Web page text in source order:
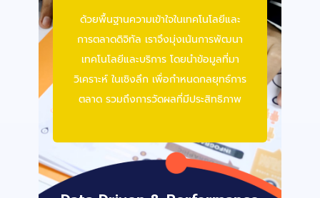
ด้วยพื้นฐานความเข้าใจในเทคโนโลยีและ
การตลาดดิจิทัล เราจึงมุ่งเน้นการพัฒนา
เทคโนโลยีและบริการ โดยนำข้อมูลที่มา
วิเคราะห์ ในเชิงลึก เพื่อกำหนดกลยุทธ์การ
ตลาด รวมถึงการวัดผลที่มีประสิทธิภาพ